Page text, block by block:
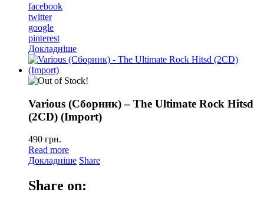
facebook
twitter
google
pinterest
Докладніше
Various (Сборник) – The Ultimate Rock Hitsd
(2CD) (Import)
490 грн.
Read more
Докладніше Share
Share on: